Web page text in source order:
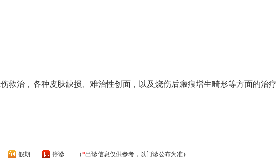
救治，各种皮肤缺损、难治性创面，以及烧伤后瘢痕增生畸形等方面的治疗
假期 停诊 （*出诊信息仅供参考，以门诊公布为准）